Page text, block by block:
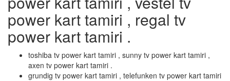
power kart tamiri , regal tv
power kart tamiri .
toshiba tv power kart tamiri , sunny tv power kart tamiri ,
axen tv power kart tamiri .
grundig tv power kart tamiri , telefunken tv power kart tamiri